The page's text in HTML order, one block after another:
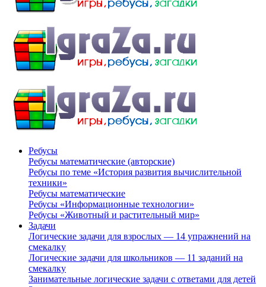
Ребусы
Ребусы математические (авторские)
Ребусы по теме «История развития вычислительной
техники»
Ребусы математические
Ребусы «Информационные технологии»
Ребусы «Животный и растительный мир»
Задачи
Логические задачи для взрослых — 14 упражнений на
смекалку
Логические задачи для школьников — 11 заданий на
смекалку
Занимательные логические задачи с ответами для детей